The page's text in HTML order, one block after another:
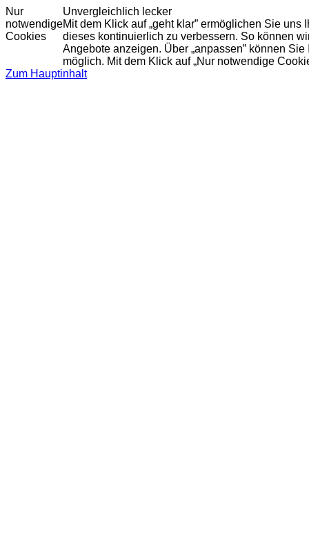
Nur
notwendige
Cookies
Unvergleichlich lecker
Mit dem Klick auf „geht klar” ermöglichen Sie
dieses kontinuierlich zu verbessern. So können
Angebote anzeigen. Über „anpassen” können
möglich. Mit dem Klick auf „Nur notwendige
Zum Hauptinhalt